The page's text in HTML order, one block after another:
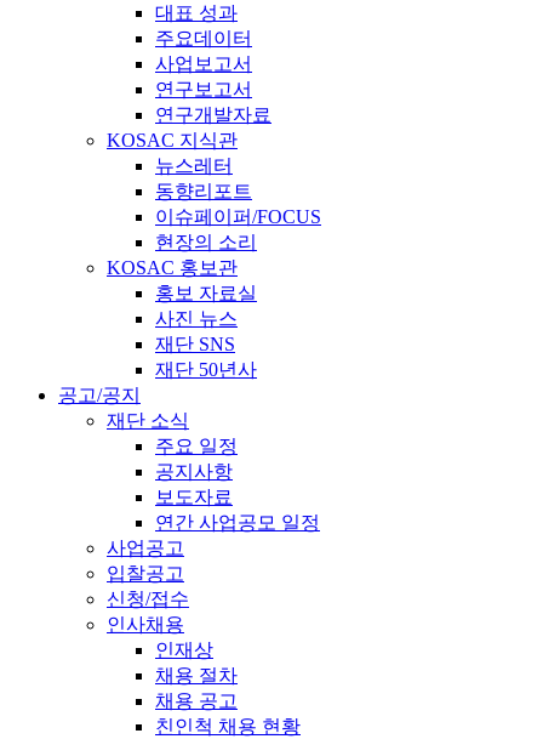
대표 성과
주요데이터
사업보고서
연구보고서
연구개발자료
KOSAC 지식관
뉴스레터
동향리포트
이슈페이퍼/FOCUS
현장의 소리
KOSAC 홍보관
홍보 자료실
사진 뉴스
재단 SNS
재단 50년사
공고/공지
재단 소식
주요 일정
공지사항
보도자료
연간 사업공모 일정
사업공고
입찰공고
신청/접수
인사채용
인재상
채용 절차
채용 공고
친인척 채용 현황